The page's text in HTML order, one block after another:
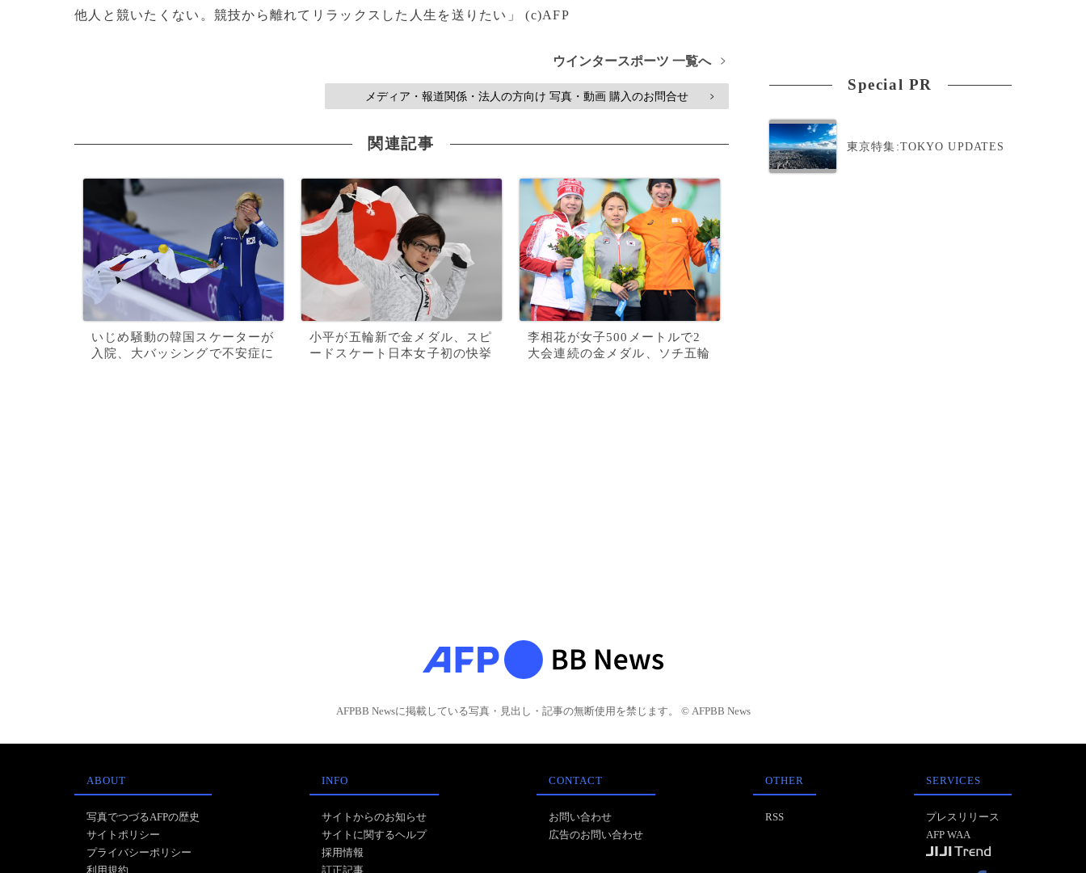
他人と競いたくない。競技から離れてリラックスした人生を送りたい」 (c)AFP
ウインタースポーツ 一覧へ >
メディア・報道関係・法人の方向け 写真・動画 購入のお問合せ >
関連記事
いじめ騒動の韓国スケーターが
入院、大バッシングで不安症に
小平が五輪新で金メダル、スピ
ードスケート日本女子初の快挙
李相花が女子500メートルで2
大会連続の金メダル、ソチ五輪
Special PR
東京特集:TOKYO UPDATES
AFPBB Newsに掲載している写真・見出し・記事の無断使用を禁じます。 © AFPBB News
ABOUT
写真でつづるAFPの歴史
サイトポリシー
プライバシーポリシー
利用規約
INFO
サイトからのお知らせ
サイトに関するヘルプ
採用情報
訂正記事
CONTACT
お問い合わせ
広告のお問い合わせ
OTHER
RSS
SERVICES
プレスリリース
AFP WAA